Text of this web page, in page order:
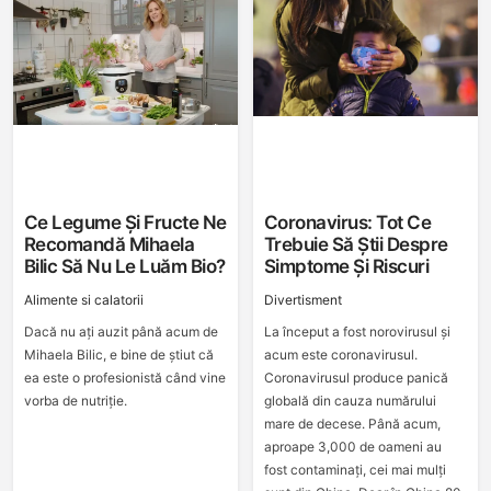
Ce Legume Și Fructe Ne
Recomandă Mihaela
Bilic Să Nu Le Luăm Bio?
Alimente si calatorii
Dacă nu ați auzit până acum de
Mihaela Bilic, e bine de știut că
ea este o profesionistă când vine
vorba de nutriție.
Coronavirus: Tot Ce
Trebuie Să Știi Despre
Simptome Și Riscuri
Divertisment
La început a fost norovirusul și
acum este coronavirusul.
Coronavirusul produce panică
globală din cauza numărului
mare de decese. Până acum,
aproape 3,000 de oameni au
fost contaminați, cei mai mulți